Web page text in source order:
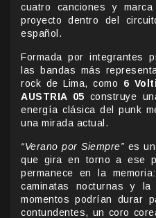
cuatro canciones y
proyecto dentro del
español.
Formada por integrantes
las bandas más
rock de Lima, como 6
AUSTRIA 05 construye
energía clásica del punk
una mirada actual.
“Verano por Siempre” es
que gira en torno a ese
permanece en la
caminatas nocturnas y
momentos podrían durar
contundentes, un coro